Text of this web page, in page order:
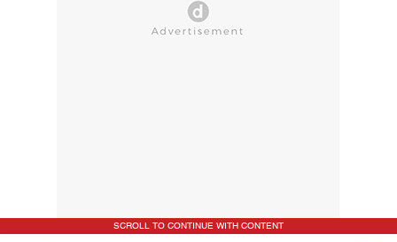
SCROLL TO CONTINUE WITH CONTENT